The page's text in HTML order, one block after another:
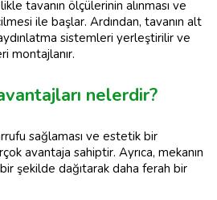
tavanın ölçülerinin alınması ve
ile başlar. Ardından, tavanın alt
aydınlatma sistemleri yerleştirilir ve
montajlanır.
nelerdir?
sağlaması ve estetik bir
avantaja sahiptir. Ayrıca, mekanın
şekilde dağıtarak daha ferah bir